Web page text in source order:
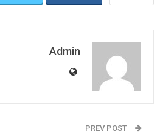
Admin